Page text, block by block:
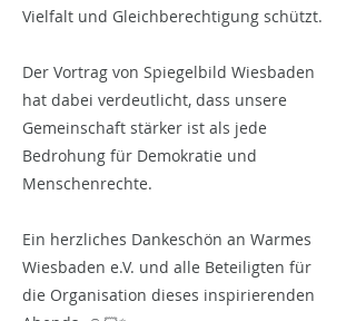
Vielfalt und Gleichberechtigung schützt.
Der Vortrag von Spiegelbild Wiesbaden
hat dabei verdeutlicht, dass unsere
Gemeinschaft stärker ist als jede
Bedrohung für Demokratie und
Menschenrechte.
Ein herzliches Dankeschön an Warmes
Wiesbaden e.V. und alle Beteiligten für
die Organisation dieses inspirierenden